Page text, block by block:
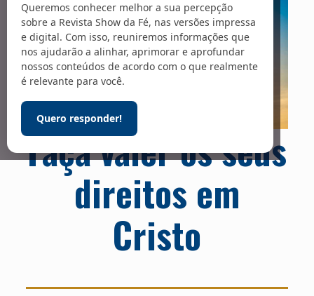
Queremos conhecer melhor a sua percepção
sobre a Revista Show da Fé, nas versões impressa
e digital. Com isso, reuniremos informações que
nos ajudarão a alinhar, aprimorar e aprofundar
nossos conteúdos de acordo com o que realmente
é relevante para você.
Quero responder!
Faça valer os seus
direitos em
Cristo